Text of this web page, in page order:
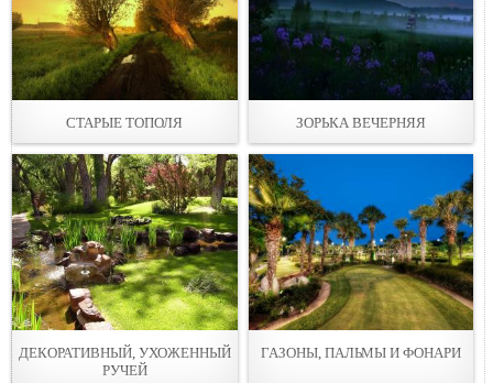
СТАРЫЕ ТОПОЛЯ ЗОРЬКА ВЕЧЕРНЯЯ
ДЕКОРАТИВНЫЙ, УХОЖЕННЫЙ
PУЧЕЙ
ГАЗОНЫ, ПАЛЬМЫ И ФОНАРИ